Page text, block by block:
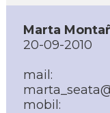
Marta
20-09-2010
mail:
mobil: